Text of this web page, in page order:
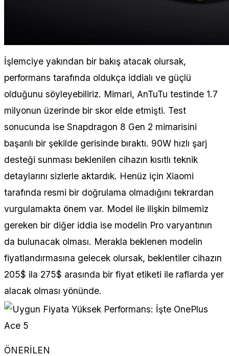
İşlemciye yakından bir bakış atacak olursak,
performans tarafında oldukça iddialı ve güçlü
olduğunu söyleyebiliriz. Mimari, AnTuTu testinde 1.7
milyonun üzerinde bir skor elde etmişti. Test
sonucunda ise Snapdragon 8 Gen 2 mimarisini
başarılı bir şekilde gerisinde bıraktı. 90W hızlı şarj
desteği sunması beklenilen cihazın kısıtlı teknik
detaylarını sizlerle aktardık. Henüz için Xiaomi
tarafında resmi bir doğrulama olmadığını tekrardan
vurgulamakta önem var. Model ile ilişkin bilmemiz
gereken bir diğer iddia ise modelin Pro varyantının
da bulunacak olması. Merakla beklenen modelin
fiyatlandırmasına gelecek olursak, beklentiler cihazın
205$ ila 275$ arasında bir fiyat etiketi ile raflarda yer
alacak olması yönünde.
ÖNERİLEN